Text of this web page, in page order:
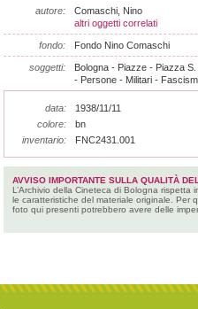
autore:
Comaschi, Nino
altri oggetti correlati
fondo: Fondo Nino Comaschi
soggetti:
Bologna - Piazze - Piazza
- Persone - Militari -
data:
1938/11/11
colore:
bn
inventario:
FNC2431.001
AVVISO IMPORTANTE SULLA QUALITÀ
L’Archivio della Cineteca di Bologna rispetta
le caratteristiche del materiale originale. Per
foto qui presenti potrebbero avere delle